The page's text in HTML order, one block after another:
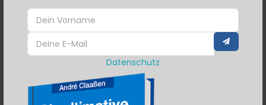
Datenschutz
BLEIBE INFORMIERT!
Ja, ich hätte gerne regelmäßig
Neuigkeiten zu OKR!